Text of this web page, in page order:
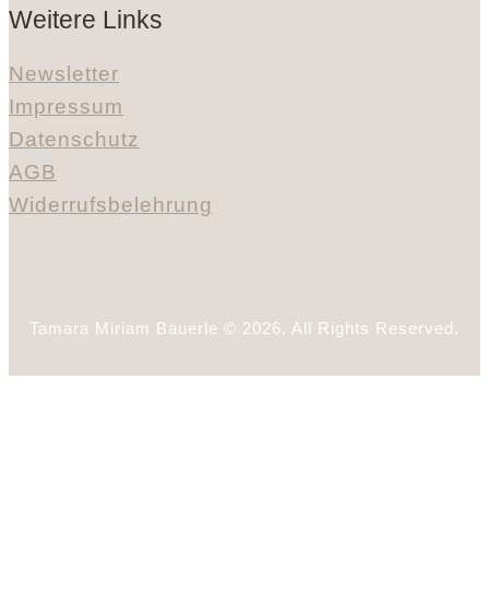
Weitere Links
Newsletter
Impressum
Datenschutz
AGB
Widerrufsbelehrung
Tamara Miriam Bäuerle © 2026. All Rights Reserved.